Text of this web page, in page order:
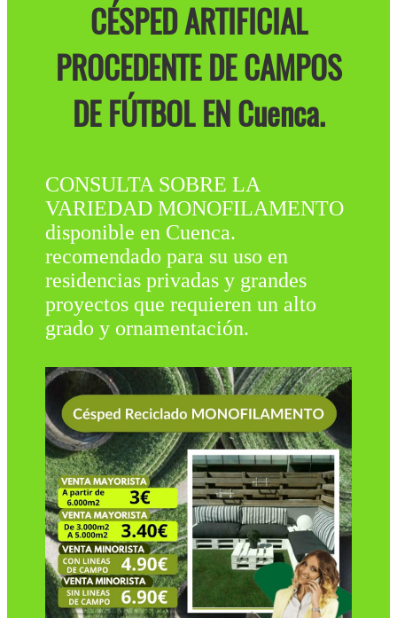
CÉSPED ARTIFICIAL
PROCEDENTE DE CAMPOS
DE FÚTBOL EN Cuenca.
CONSULTA SOBRE LA
VARIEDAD MONOFILAMENTO
disponible en Cuenca.
recomendado para su uso en
residencias privadas y grandes
proyectos que requieren un alto
grado y ornamentación.